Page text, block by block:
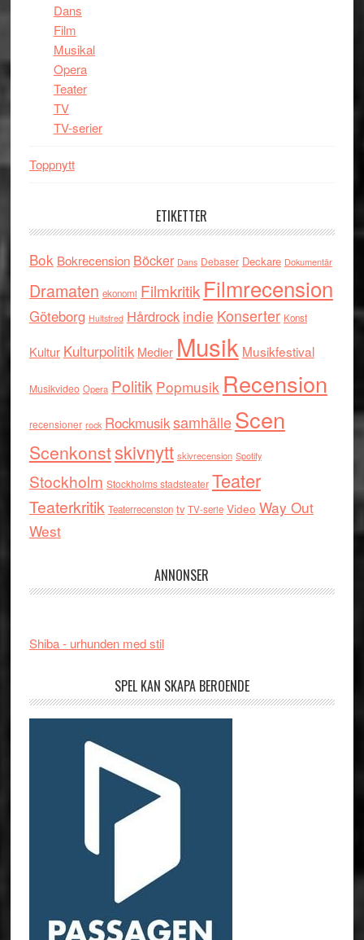
Dans
Film
Musikal
Opera
Teater
TV
TV-serier
Toppnytt
ETIKETTER
Bok Bokrecension Böcker Dans Debaser Deckare Dokumentär
Dramaten ekonomi Filmkritik Filmrecension
Göteborg Hultsfred Hårdrock indie Konserter Konst
Kultur Kulturpolitik Medier Musik Musikfestival
Musikvideo Opera Politik Popmusik Recension
recensioner rock RockmusiksamhälleScen
Scenkonstskivnytt skivrecension Spotify
Stockholm Stockholms stadsteater Teater
Teaterkritik Teaterrecension tv TV-serie Video Way Out
West
ANNONSER
Shiba - urhunden med stil
SPEL KAN SKAPA BEROENDE